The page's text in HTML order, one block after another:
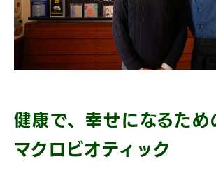
健康で、幸せになるため
マクロビオティック